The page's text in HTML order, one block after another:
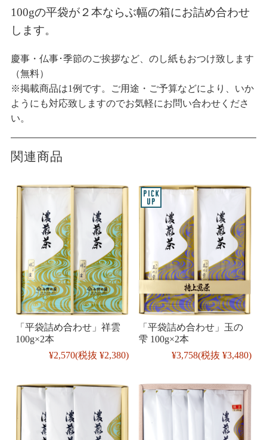
100gの平袋が２本ならぶ幅の箱にお詰め合わせ
します。
慶事・仏事･季節のご挨拶など、のし紙もおつけ致します
（無料）
※掲載商品は1例です。ご用途・ご予算などにより、いか
ようにも対応致しますのでお気軽にお問い合わせくださ
い。
関連商品
「平袋詰め合わせ」祥雲
100g×2本
¥2,570(税抜 ¥2,380)
「平袋詰め合わせ」玉の
雫 100g×2本
¥3,758(税抜 ¥3,480)